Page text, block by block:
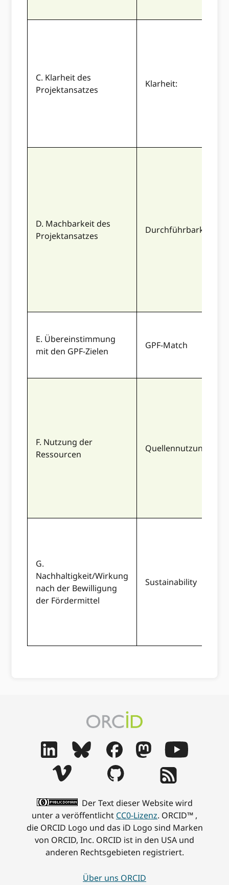
C. Klarheit des
Projektansatzes
Klarheit:
D. Machbarkeit des
Projektansatzes
Durchführbarkeit
E. Übereinstimmung
mit den GPF-Zielen
GPF-Match
F. Nutzung der
Ressourcen
Quellennutzung
G.
Nachhaltigkeit/Wirkung
nach der Bewilligung
der Fördermittel
Sustainability
Der Text dieser Website wird
unter a veröffentlicht CC0-Lizenz. ORCID™ ,
die ORCID Logo und das iD Logo sind Marken
von ORCID, Inc. ORCID ist in den USA und
anderen Rechtsgebieten registriert.
Über uns ORCID